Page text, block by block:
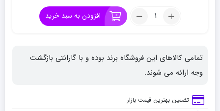
تعداد:
رنگ
رامبراند
افزودن به سبد خرید
تمامی کالاهای این فروشگاه برند بوده و با گارانتی بازگشت
وجه ارائه می شوند.
تضمین بهترین قیمت بازار